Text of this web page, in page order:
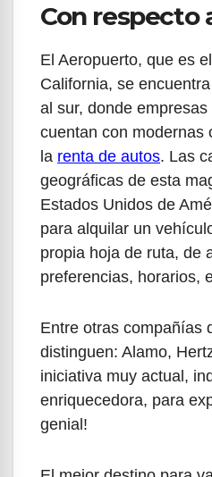
Con respecto
El Aeropuerto, que es
California, se
al sur, donde
cuentan con modernas
la renta de autos. Las
geográficas de esta
Estados Unidos de
para alquilar un
propia hoja de ruta, de
preferencias, horarios,
Entre otras compañías
distinguen: Alamo,
iniciativa muy actual,
enriquecedora, para
genial!